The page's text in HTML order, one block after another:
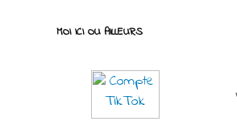
MOI ICI OU AILLEURS